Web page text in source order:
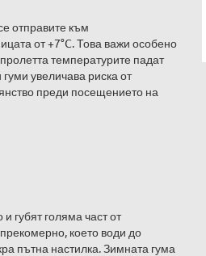
отправите към
от +7°C. Това важи особено
температурите падат
увеличава риска от
преди посещението на
губят голяма част от
което води до
пътна настилка. Зимната гума